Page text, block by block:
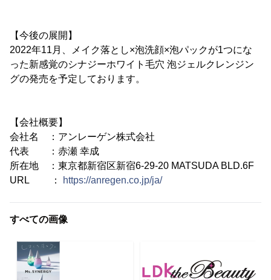
【今後の展開】
2022年11月、メイク落とし×泡洗顔×泡パックが1つにな
った新感覚のシナジーホワイト毛穴 泡ジェルクレンジン
グの発売を予定しております。
【会社概要】
会社名 ：アンレーゲン株式会社
代表 ：赤瀬 幸成
所在地 ：東京都新宿区新宿6-29-20 MATSUDA BLD.6F
URL ：
https://anregen.co.jp/ja/
すべての画像